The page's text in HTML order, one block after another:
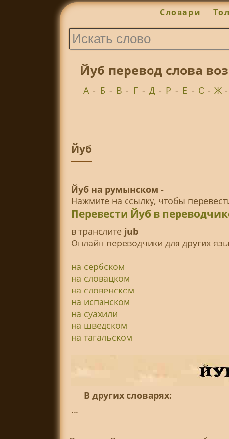
Словари
Йуб перевод слова
А - Б - В - Г - Д - Р - Е - О - Ж -
Йуб
Йуб на румынском -
Нажмите на ссылку, чтобы
Перевести Йуб в
в транслитe jub
Онлайн переводчики для других
на сербском
на словацком
на словенском
на испанском
на суахили
на шведском
на тагальском
В других словарях:
...